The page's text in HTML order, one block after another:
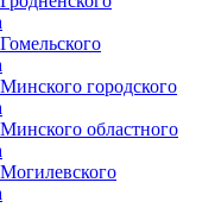
городского
областного